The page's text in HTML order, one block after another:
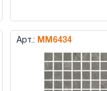
Арт.: MM6434